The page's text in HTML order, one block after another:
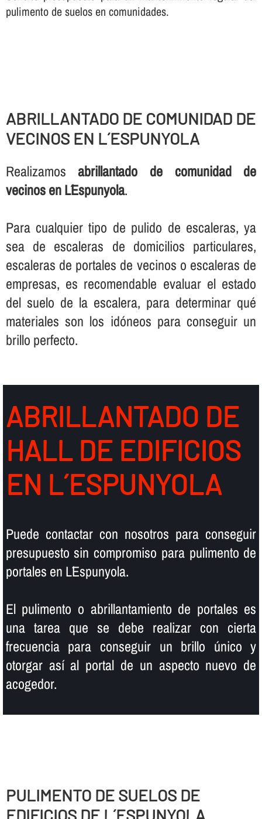
pulimento de suelos en comunidades.
ABRILLANTADO DE COMUNIDAD DE
VECINOS EN L´ESPUNYOLA
Realizamosabrillantado de comunidad de
vecinos en L´Espunyola.
Para cualquier tipo de pulido de escaleras, ya
sea de escaleras de domicilios particulares,
escaleras de portales de vecinos o escaleras de
empresas, es recomendable evaluar el estado
del suelo de la escalera, para determinar qué
materiales son los idóneos para conseguir un
brillo perfecto.
ABRILLANTADO DE
HALL DE EDIFICIOS
EN L´ESPUNYOLA
Puede contactar con nosotros para conseguir
presupuesto sin compromiso para pulimento de
portales en L´Espunyola.
El pulimento o abrillantamiento de portales es
una tarea que se debe realizar con cierta
frecuencia para conseguir un brillo único y
otorgar así­ al portal de un aspecto nuevo de
acogedor.
PULIMENTO DE SUELOS DE
EDIFICIOS DE L´ESPUNYOLA